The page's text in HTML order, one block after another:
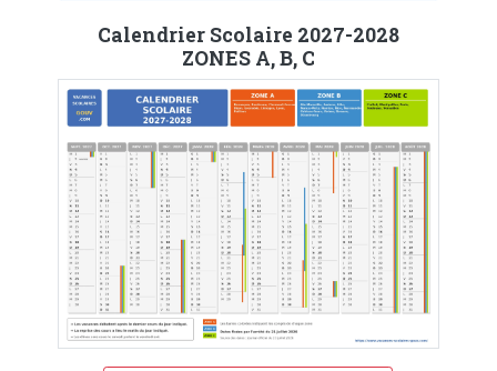
Calendrier Scolaire 2027-2028
ZONES A, B, C